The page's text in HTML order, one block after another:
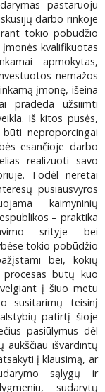
pastaruoju
darbo rinkoje
tokio pobūdžio
kvalifikuotas
apmokytas,
nemažos
įmonę, išeina
pradeda užsiimti
Iš kitos pusės,
neproporcingai
esančioje darbo
realizuoti savo
Todėl neretai
pusiausvyros
kaimyninių
– praktika
srityje bei
tokio pobūdžio
bei, kokių
būtų kuo
į šiuo metu
susitarimų teisinį
patirtį šioje
pasiūlymus dėl
aukščiau išvardintų
į klausimą, ar
sąlygų ir
sudarytų